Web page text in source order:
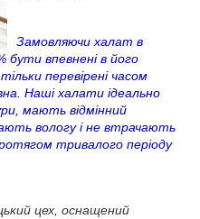
Замовляючи халат в
впевнені в його
перевірені часом
Наші халати ідеально
мають відмінний
вологу і не втрачають
тривалого періоду
цех, оснащений